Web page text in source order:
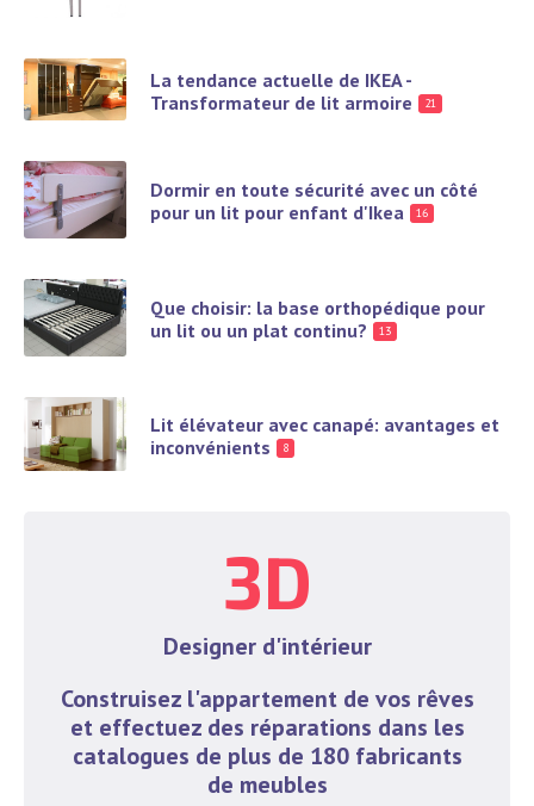
La tendance actuelle de IKEA -
Transformateur de lit armoire
21
Dormir en toute sécurité avec un côté
pour un lit pour enfant d'Ikea
16
Que choisir: la base orthopédique pour
un lit ou un plat continu?
13
Lit élévateur avec canapé: avantages et
inconvénients
8
3D
Designer d'intérieur
Construisez l'appartement de vos rêves
et effectuez des réparations dans les
catalogues de plus de 180 fabricants
de meubles